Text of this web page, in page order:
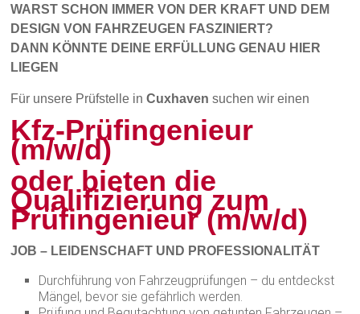
WARST SCHON IMMER VON DER KRAFT UND DEM
DESIGN VON FAHRZEUGEN FASZINIERT?
DANN KÖNNTE DEINE ERFÜLLUNG GENAU HIER
LIEGEN
Für unsere Prüfstelle inCuxhaven suchen wir einen
Kfz-Prüfingenieur
(m/w/d)
oder bieten die
Qualifizierung zum
Prüfingenieur(m/w/d)
JOB – LEIDENSCHAFT UND PROFESSIONALITÄT
Durchführung von Fahrzeugprüfungen – du entdeckst
Mängel, bevor sie gefährlich werden.